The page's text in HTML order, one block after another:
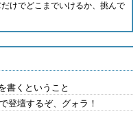
けでどこまでいけるか、挑んで
書くということ
登壇するぞ、グォラ！